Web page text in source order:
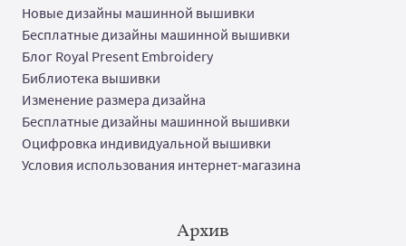
Новые дизайны машинной вышивки
Бесплатные дизайны машинной вышивки
Блог Royal Present Embroidery
Библиотека вышивки
Изменение размера дизайна
Бесплатные дизайны машинной вышивки
Оцифровка индивидуальной вышивки
Условия использования интернет-магазина
Архив